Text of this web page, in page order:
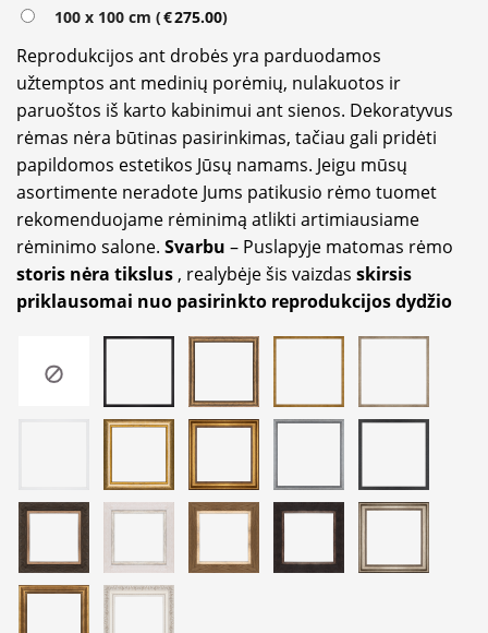
100 x 100 cm (€275.00)
Reprodukcijos ant drobės yra parduodamos
užtemptos ant medinių porėmių, nulakuotos ir
paruoštos iš karto kabinimui ant sienos. Dekoratyvus
rėmas nėra būtinas pasirinkimas, tačiau gali pridėti
papildomos estetikos Jūsų namams. Jeigu mūsų
asortimente neradote Jums patikusio rėmo tuomet
rekomenduojame rėminimą atlikti artimiausiame
rėminimo salone. Svarbu – Puslapyje matomas rėmo
storis nėra tikslus, realybėje šis vaizdas skirsis
priklausomai nuo pasirinkto reprodukcijos dydžio